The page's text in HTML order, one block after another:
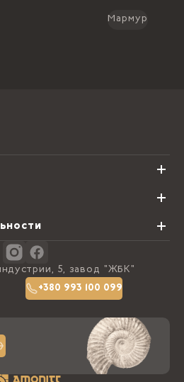
Мармур
5, завод "ЖБК"
+380 993 100 099